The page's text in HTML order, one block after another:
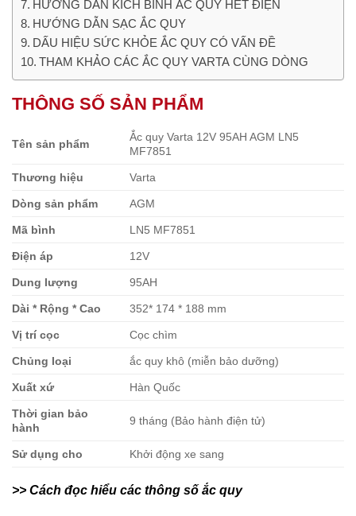
HƯỚNG DẪN KÍCH BÌNH ẮC QUY HẾT ĐIỆN
HƯỚNG DẪN SẠC ẮC QUY
DẤU HIỆU SỨC KHỎE ẮC QUY CÓ VẤN ĐỀ
THAM KHẢO CÁC ẮC QUY VARTA CÙNG DÒNG
THÔNG SỐ SẢN PHẨM
Tên sản phẩm
Ắc quy Varta 12V 95AH AGM LN5
MF7851
Thương hiệu Varta
Dòng sản phẩm AGM
Mã bình LN5 MF7851
Điện áp 12V
Dung lượng 95AH
Dài * Rộng * Cao 352* 174 * 188 mm
Vị trí cọc Cọc chìm
Chủng loại ắc quy khô (miễn bảo dưỡng)
Xuất xứ Hàn Quốc
Thời gian bảo
hành
9 tháng (Bảo hành điện tử)
Sử dụng cho Khởi động xe sang
>> Cách đọc hiểu các thông số ắc quy